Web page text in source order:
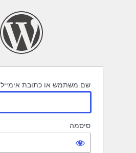
שם משתמש או כתובת אימייל
סיסמה